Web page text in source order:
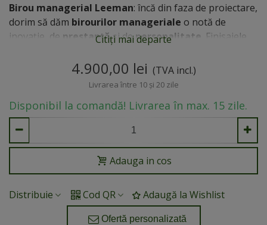
Birou managerial Leeman: încă din faza de proiectare,
dorim să dăm birourilor manageriale o notă de
inovație, de prestanțăși depersonalitate . Finisajele
culoare și grosime, oferă un avantaj în fața partenerilor
de afaceri. De asemenea, putem personaliza
dimensiunile, accesorizarea, compartimentarea și
aspectul final...
Citiți mai departe
4.900,00 lei (TVA incl.)
Livrarea între 10 și 20 zile
Disponibil la comandă! Livrarea în max. 15 zile.
Adauga in cos
Distribuie Cod QR Adaugă la Wishlist
Ofertă personalizată